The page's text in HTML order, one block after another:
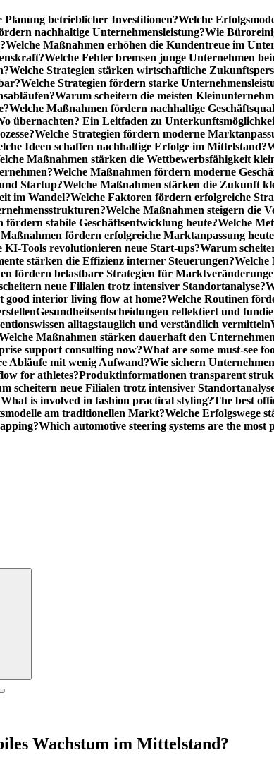
Planung betrieblicher Investitionen?Welche
nachhaltige Unternehmensleistung?Wie
Welche Maßnahmen erhöhen die Kundentreue im
Welche Fehler bremsen junge Unternehmen
Welche Strategien stärken wirtschaftliche
Welche Strategien fördern starke
Warum scheitern die meisten
Welche Maßnahmen fördern nachhaltige
übernachten? Ein Leitfaden zu
Welche Strategien fördern moderne
Ideen schaffen nachhaltige Erfolge im Mittelstand?
Maßnahmen stärken die Wettbewerbsfähigkeit
Welche Maßnahmen fördern moderne
Startup?Welche Maßnahmen stärken die Zukunft
im Wandel?Welche Faktoren fördern erfolgreiche
Welche Maßnahmen steigern die
fördern stabile Geschäftsentwicklung heute?Welche
fördern erfolgreiche Marktanpassung
KI-Tools revolutionieren neue Start-ups?Warum
stärken die Effizienz interner Steuerungen?Welche
fördern belastbare Strategien für
neue Filialen trotz intensiver Standortanalyse?
good interior living flow at home?Welche Routinen
Gesundheitsentscheidungen reflektiert und
alltagstauglich und verständlich vermitteln
Maßnahmen stärken dauerhaft den
support consulting now?What are some must-see
Abläufe mit wenig Aufwand?Wie sichern
for athletes?Produktinformationen transparent
scheitern neue Filialen trotz intensiver
What is involved in fashion practical styling?The best
am traditionellen Markt?Welche Erfolgswege
Which automotive steering systems are the most
Wachstum im Mittelstand?